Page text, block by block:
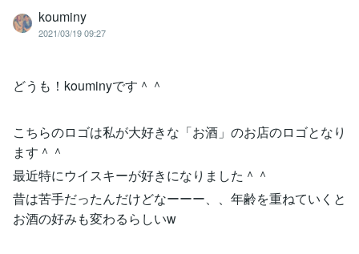
kouminy
2021/03/19 09:27
どうも！kouminyです＾＾
こちらのロゴは私が大好きな「お酒」のお店のロゴとなり
ます＾＾
最近特にウイスキーが好きになりました＾＾
昔は苦手だったんだけどなーーー、、年齢を重ねていくと
お酒の好みも変わるらしいw